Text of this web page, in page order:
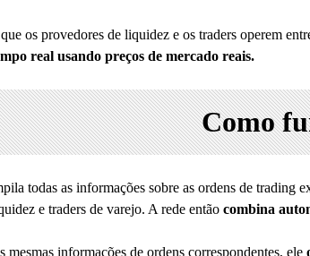
os provedores de liquidez e os traders operem
real usando preços de mercado reais.
Como
todas as informações sobre as ordens de trading
e traders de varejo. A rede então combina
mesmas informações de ordens correspondentes, ele